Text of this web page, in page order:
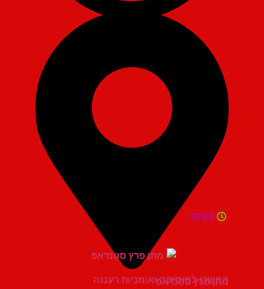
המשכן למוסיקה ואומניות רעננה
21:00
מתן פרץ סטנדאפ